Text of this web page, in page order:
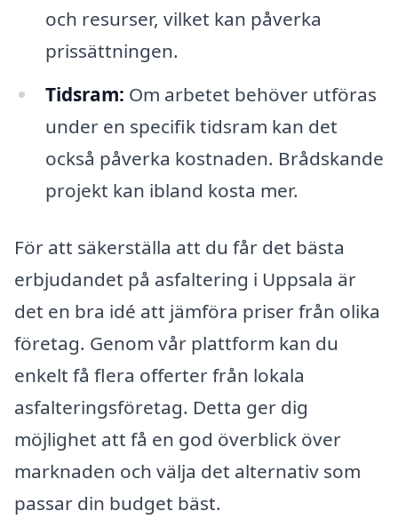
och resurser, vilket kan påverka
prissättningen.
Tidsram: Om arbetet behöver utföras
under en specifik tidsram kan det
också påverka kostnaden. Brådskande
projekt kan ibland kosta mer.
För att säkerställa att du får det bästa
erbjudandet på asfaltering i Uppsala är
det en bra idé att jämföra priser från olika
företag. Genom vår plattform kan du
enkelt få flera offerter från lokala
asfalteringsföretag. Detta ger dig
möjlighet att få en god överblick över
marknaden och välja det alternativ som
passar din budget bäst.